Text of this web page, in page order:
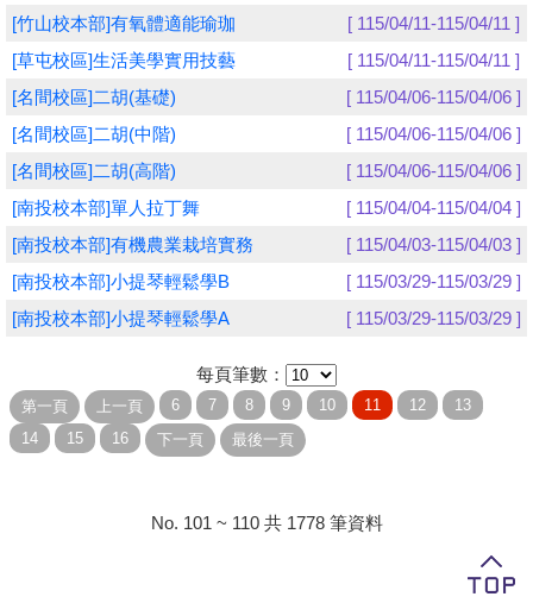
友站連結
網路選課
學員專區
教師專區
評委專區
[竹山校本部]有氧體適能瑜珈
[ 115/04/11-115/04/11 ]
[草屯校區]生活美學實用技藝
[ 115/04/11-115/04/11 ]
[名間校區]二胡(基礎)
[ 115/04/06-115/04/06 ]
[名間校區]二胡(中階)
[ 115/04/06-115/04/06 ]
[名間校區]二胡(高階)
[ 115/04/06-115/04/06 ]
[南投校本部]單人拉丁舞
[ 115/04/04-115/04/04 ]
[南投校本部]有機農業栽培實務
[ 115/04/03-115/04/03 ]
[南投校本部]小提琴輕鬆學B
[ 115/03/29-115/03/29 ]
[南投校本部]小提琴輕鬆學A
[ 115/03/29-115/03/29 ]
每頁筆數：
No. 101 ~ 110 共 1778 筆資料